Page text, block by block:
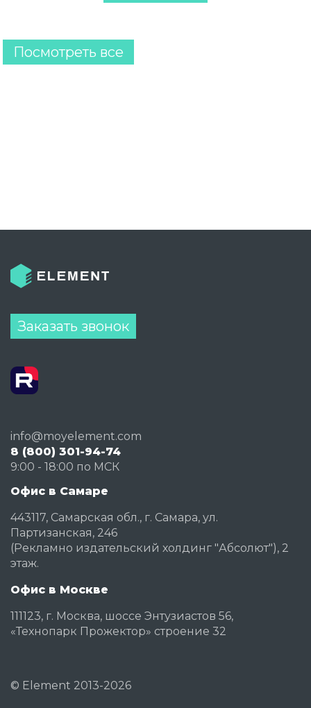
Посмотреть все
Заказать звонок
info@moyelement.com
8 (800) 301-94-74
9:00 - 18:00 по МСК
Офис в Самаре
443117, Самарская обл., г. Самара, ул.
Партизанская, 246
(Рекламно издательский холдинг "Абсолют"), 2
этаж.
Офис в Москве
111123, г. Москва, шоссе Энтузиастов 56,
«Технопарк Прожектор» строение 32
© Element 2013-2026